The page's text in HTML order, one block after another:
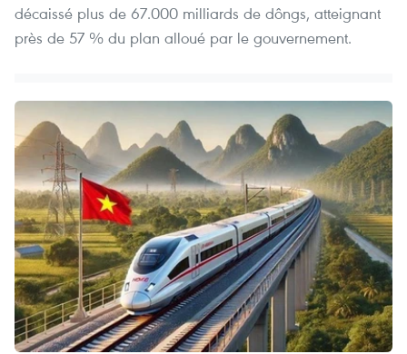
décaissé plus de 67.000 milliards de dôngs, atteignant
près de 57 % du plan alloué par le gouvernement.